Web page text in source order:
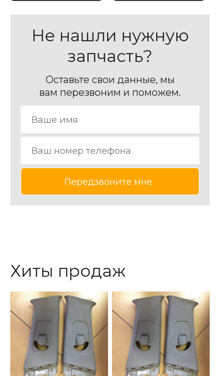
Не нашли нужную
запчасть?
Оставьте свои данные, мы
вам перезвоним и поможем.
Хиты продаж